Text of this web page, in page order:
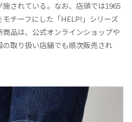
されている。なお、店頭では1965
チーフにした「HELP!」シリーズ
品は、公式オンラインショップや
取り扱い店舗でも順次販売され